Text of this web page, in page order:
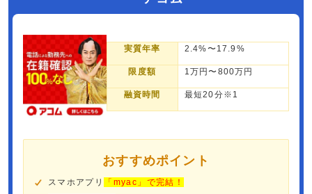
実質年率 2.4%〜17.9%
限度額 1万円〜800万円
融資時間 最短20分※1
おすすめポイント
スマホアプリ
「myac」で完結！